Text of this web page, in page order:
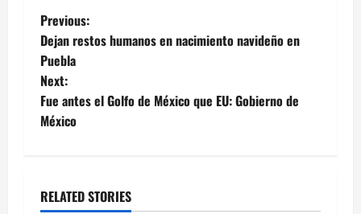
Post
navigation
Previous:
Dejan restos humanos en nacimiento navideño en
Puebla
Next:
Fue antes el Golfo de México que EU: Gobierno de
México
RELATED STORIES
Nacional